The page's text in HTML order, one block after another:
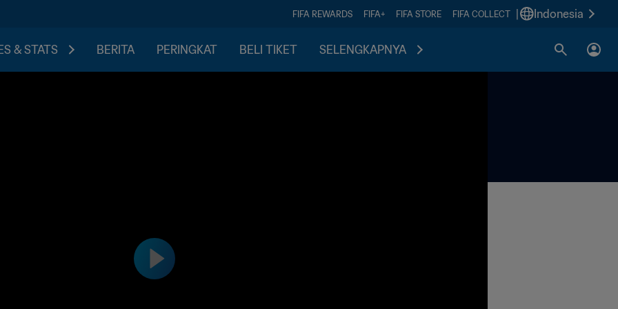
FIFA REWARDS FIFA+ FIFA STORE FIFA COLLECT Indonesia
& STATS BERITA PERINGKAT BELI TIKET SELENGKAPNYA